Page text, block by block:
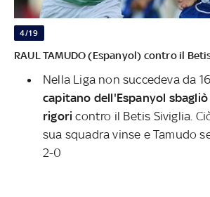
4/19
RAUL TAMUDO (Espanyol) contro il
Nella Liga non succedeva da
capitano dell'Espanyol
rigori contro il Betis Siviglia.
sua squadra vinse e Tamudo
2-0